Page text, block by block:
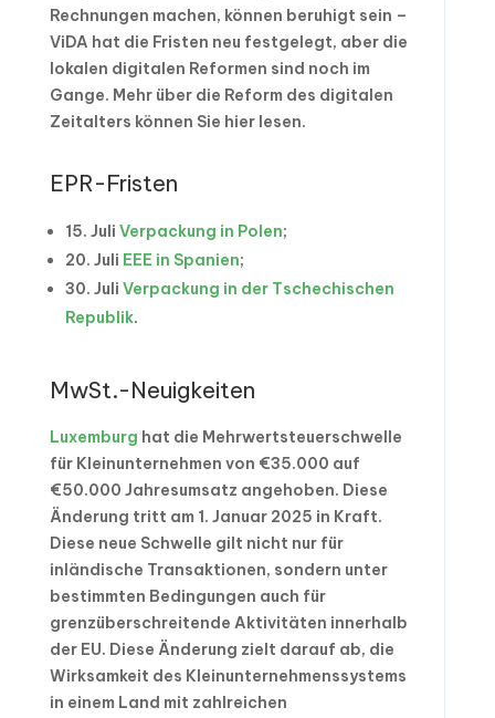
Rechnungen machen, können beruhigt sein –
ViDA hat die Fristen neu festgelegt, aber die
lokalen digitalen Reformen sind noch im
Gange. Mehr über die Reform des digitalen
Zeitalters können Sie hier lesen.
EPR-Fristen
15. Juli Verpackung in Polen;
20. Juli EEE in Spanien;
30. Juli Verpackung in der Tschechischen
Republik.
MwSt.-Neuigkeiten
Luxemburg hat die Mehrwertsteuerschwelle
für Kleinunternehmen von €35.000 auf
€50.000 Jahresumsatz angehoben. Diese
Änderung tritt am 1. Januar 2025 in Kraft.
Diese neue Schwelle gilt nicht nur für
inländische Transaktionen, sondern unter
bestimmten Bedingungen auch für
grenzüberschreitende Aktivitäten innerhalb
der EU. Diese Änderung zielt darauf ab, die
Wirksamkeit des Kleinunternehmenssystems
in einem Land mit zahlreichen